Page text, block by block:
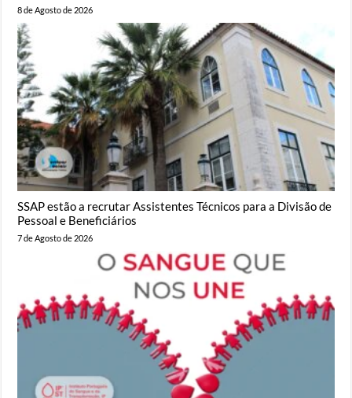
8 de Agosto de 2026
SSAP estão a recrutar Assistentes Técnicos para a Divisão de
Pessoal e Beneficiários
7 de Agosto de 2026